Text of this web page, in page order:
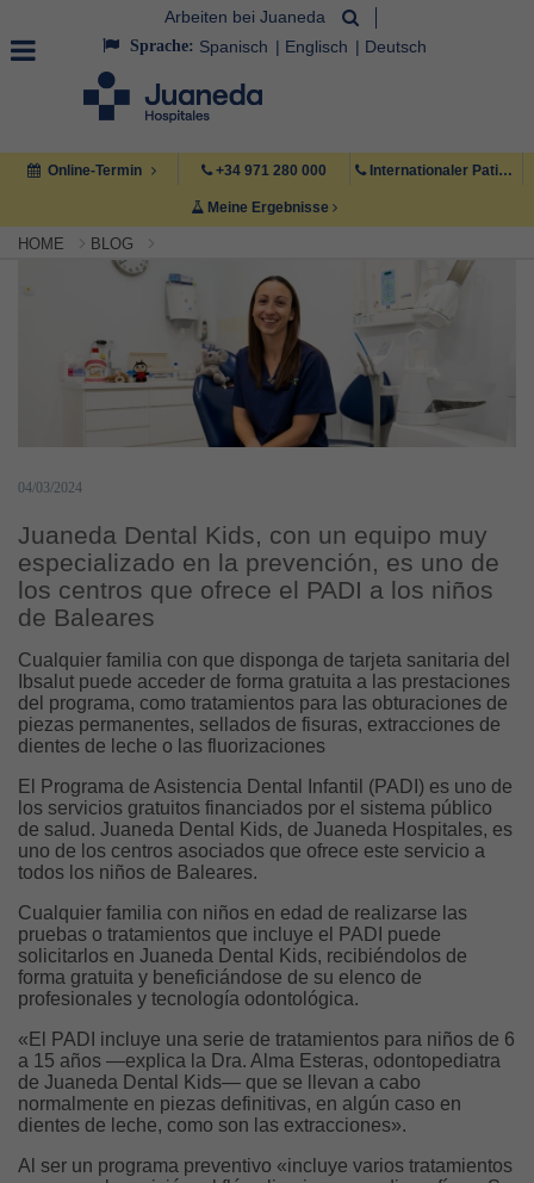
Arbeiten bei Juaneda
Sprache: Spanisch Englisch Deutsch
Online-Termin +34 971 280 000 Internationaler Patient +34 971 222 222
Meine Ergebnisse
HOME BLOG
04/03/2024
Juaneda Dental Kids, con un equipo muy
especializado en la prevención, es uno de
los centros que ofrece el PADI a los niños
de Baleares
Cualquier familia con que disponga de tarjeta sanitaria del
Ibsalut puede acceder de forma gratuita a las prestaciones
del programa, como tratamientos para las obturaciones de
piezas permanentes, sellados de fisuras, extracciones de
dientes de leche o las fluorizaciones
El Programa de Asistencia Dental Infantil (PADI) es uno de
los servicios gratuitos financiados por el sistema público
de salud. Juaneda Dental Kids, de Juaneda Hospitales, es
uno de los centros asociados que ofrece este servicio a
todos los niños de Baleares.
Cualquier familia con niños en edad de realizarse las
pruebas o tratamientos que incluye el PADI puede
solicitarlos en Juaneda Dental Kids, recibiéndolos de
forma gratuita y beneficiándose de su elenco de
profesionales y tecnología odontológica.
«El PADI incluye una serie de tratamientos para niños de 6
a 15 años —explica la Dra. Alma Esteras, odontopediatra
de Juaneda Dental Kids— que se llevan a cabo
normalmente en piezas definitivas, en algún caso en
dientes de leche, como son las extracciones».
Al ser un programa preventivo «incluye varios tratamientos